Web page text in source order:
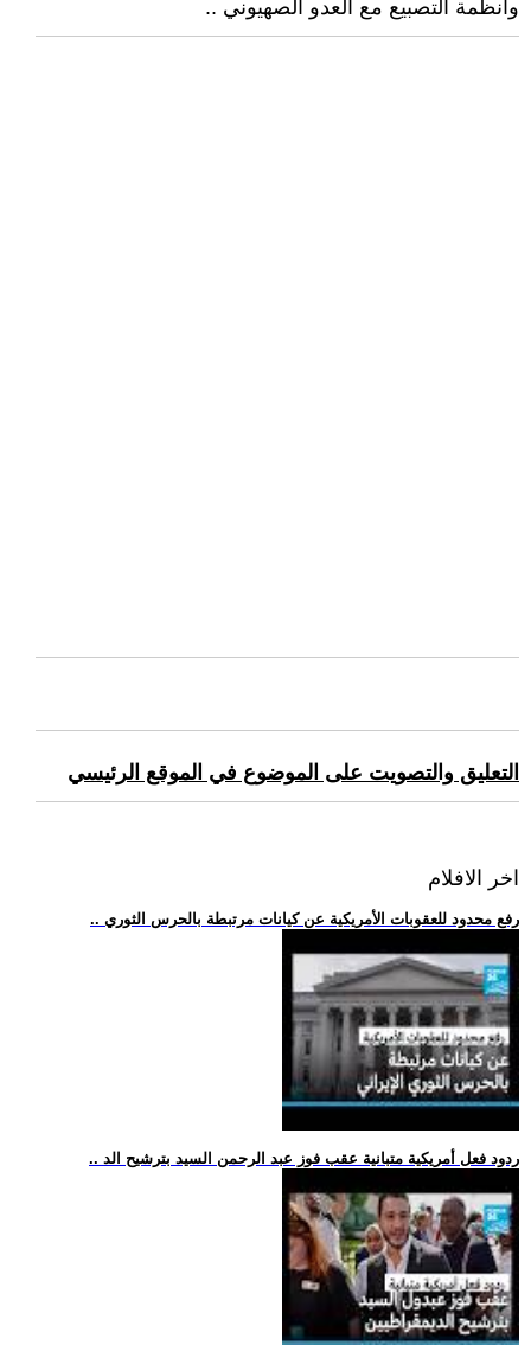
وأنظمة التصبيع مع العدو الصهيوني ..
التعليق والتصويت على الموضوع في الموقع الرئيسي
اخر الافلام
.. رفع محدود للعقوبات الأمريكية عن كيانات مرتبطة بالحرس الثوري
.. ردود فعل أمريكية متبانية عقب فوز عبد الرحمن السيد بترشيح الد